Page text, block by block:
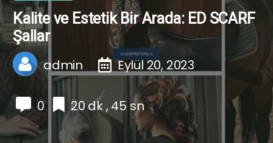
Kalite ve Estetik Bir Arada: ED SCARF
Şallar
admin Eylül 20, 2023
0 20 dk , 45 sn